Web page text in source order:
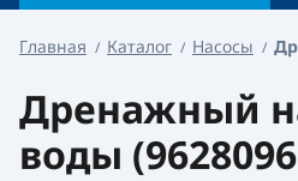
Главная Каталог Насосы
Дренажный
воды